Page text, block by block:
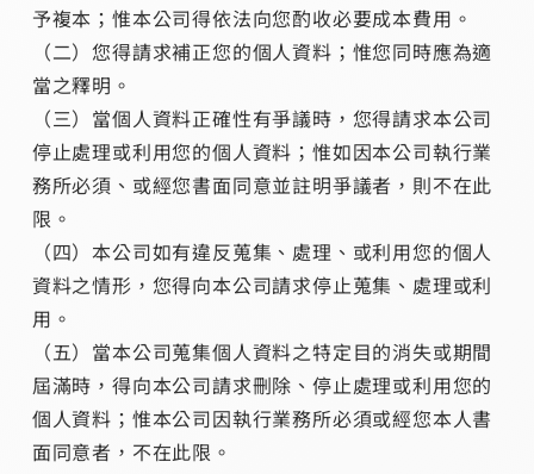
予複本；惟本公司得依法向您酌收必要成本費用。
（二）您得請求補正您的個人資料；惟您同時應為適
當之釋明。
（三）當個人資料正確性有爭議時，您得請求本公司
停止處理或利用您的個人資料；惟如因本公司執行業
務所必須、或經您書面同意並註明爭議者，則不在此
限。
（四）本公司如有違反蒐集、處理、或利用您的個人
資料之情形，您得向本公司請求停止蒐集、處理或利
用。
（五）當本公司蒐集個人資料之特定目的消失或期間
屆滿時，得向本公司請求刪除、停止處理或利用您的
個人資料；惟本公司因執行業務所必須或經您本人書
面同意者，不在此限。